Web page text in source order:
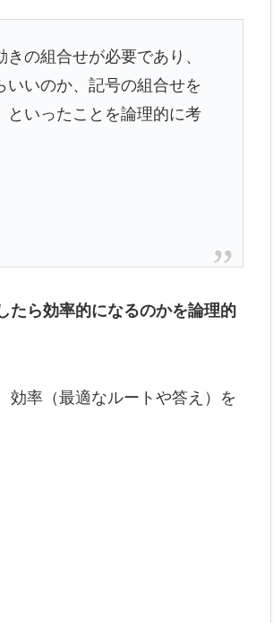
の組合せが必要であり、
いのか、記号の組合せを
といったことを論理的に考
たら効率的になるのかを論理的
効率（最適なルートや答え）を